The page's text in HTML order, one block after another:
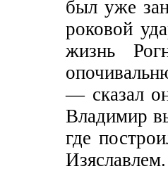
был уже
роковой
жизнь
— сказал
Владимир
где
Изяславлем.